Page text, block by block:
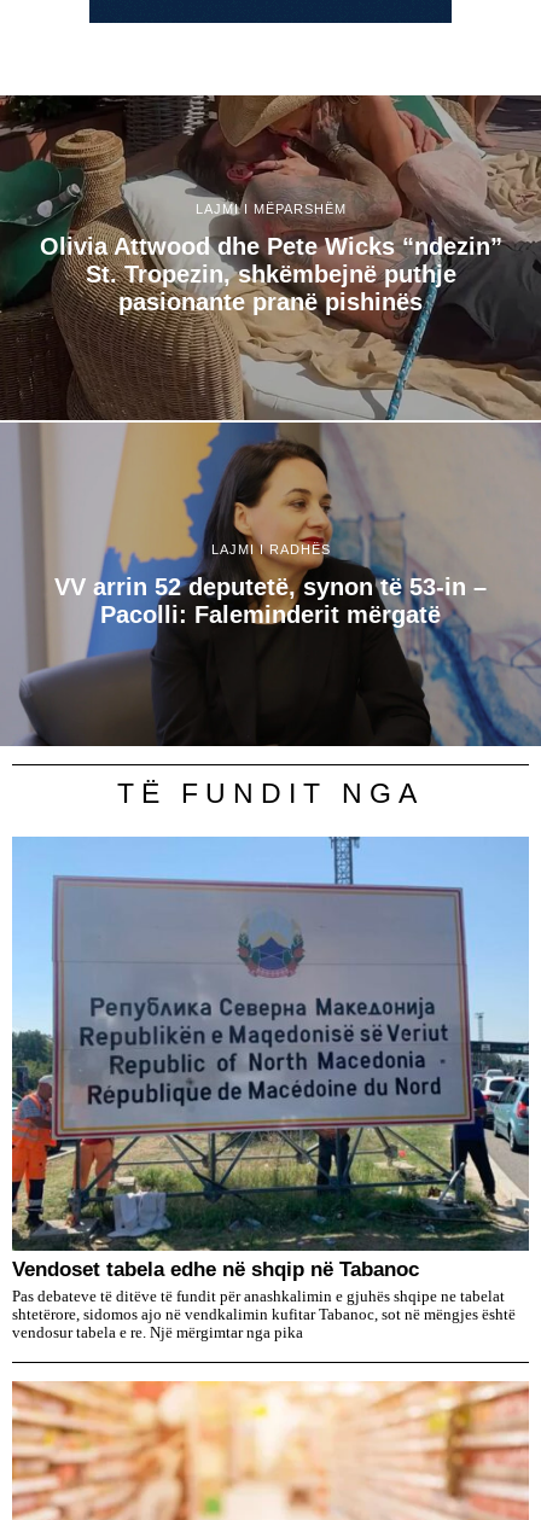
LAJMI I MËPARSHËM
Olivia Attwood dhe Pete Wicks “ndezin”
St. Tropezin, shkëmbejnë puthje
pasionante pranë pishinës
LAJMI I RADHËS
VV arrin 52 deputetë, synon të 53-in –
Pacolli: Faleminderit mërgatë
TË FUNDIT NGA
Vendoset tabela edhe në shqip në Tabanoc
Pas debateve të ditëve të fundit për anashkalimin e gjuhës shqipe ne tabelat
shtetërore, sidomos ajo në vendkalimin kufitar Tabanoc, sot në mëngjes është
vendosur tabela e re. Një mërgimtar nga pika